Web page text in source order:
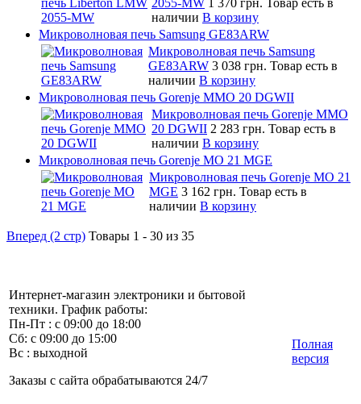
наличии В корзину
Микроволновая печь Samsung GE83ARW
Микроволновая печь Samsung
GE83ARW 3 038 грн. Товар есть в
наличии В корзину
Микроволновая печь Gorenje MMO 20 DGWII
Микроволновая печь Gorenje MMO
20 DGWII 2 283 грн. Товар есть в
наличии В корзину
Микроволновая печь Gorenje MO 21 MGE
Микроволновая печь Gorenje MO 21
MGE 3 162 грн. Товар есть в
наличии В корзину
Вперед (2 стр) Товары 1 - 30 из 35
Интернет-магазин электроники и бытовой
техники. График работы:
Пн-Пт : с 09:00 до 18:00
Сб: с 09:00 до 15:00
Вс : выходной
Заказы с сайта обрабатываются 24/7
Полная
версия